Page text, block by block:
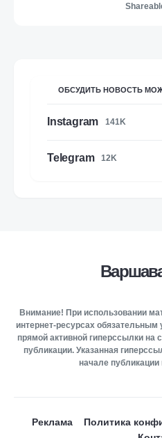
ОБСУДИТЬ НОВОСТЬ
Instagram 141K
Telegram 12K
Внимание! При использовании
интернет-ресурсах
прямой активной гиперссылки на
публикации. Указанная
начале
Реклама Политика